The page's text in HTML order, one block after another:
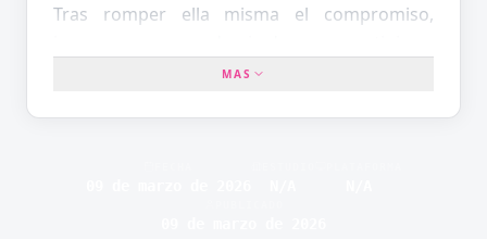
Tras romper ella misma el compromiso,
guiada por su amigo de la infancia, el príncipe
MAS